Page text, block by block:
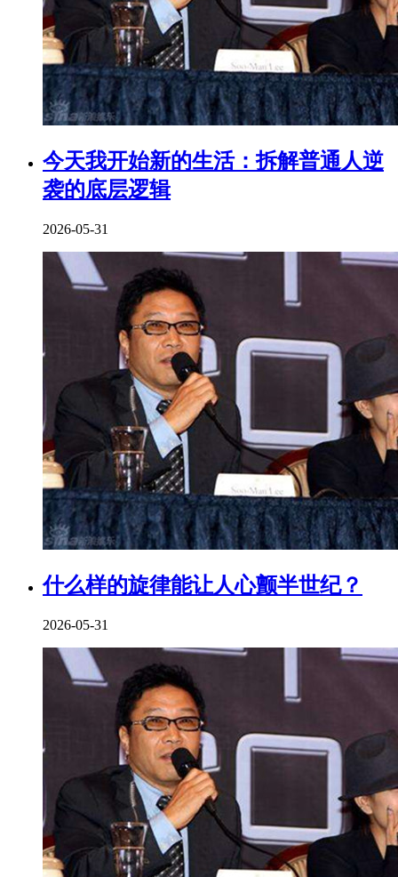
今天我开始新的生活：拆解普通人逆
袭的底层逻辑
2026-05-31
什么样的旋律能让人心颤半世纪？
2026-05-31